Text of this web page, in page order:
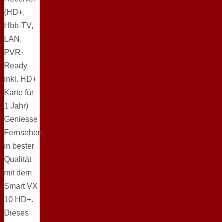
(HD+,
Hbb-TV,
LAN,
PVR-
Ready,
inkl. HD+
Karte für
1 Jahr)
Geniesse
Fernsehen
in bester
Qualität
mit dem
Smart VX
10 HD+.
Dieses